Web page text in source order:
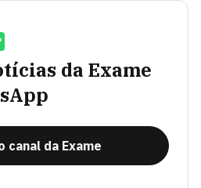
da Exame
canal da Exame